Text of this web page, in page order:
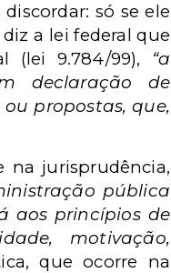
só se ele
a lei federal que
(lei 9.784/99),
“a
declaração de
propostas, que,
na jurisprudência,
pública
aos princípios de
motivação,
que ocorre na